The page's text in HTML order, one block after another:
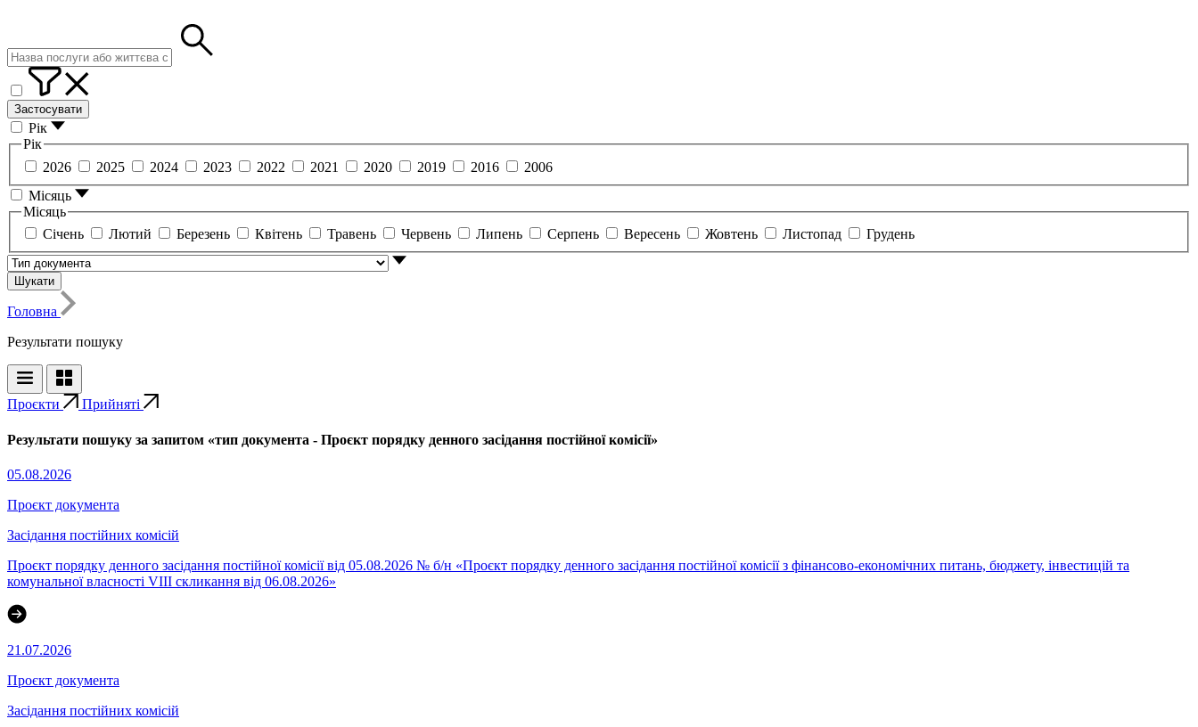
Застосувати
Рік
Рік
2026
2025 2024 2023 2022 2021 2020 2019 2016
2006
Місяць
Місяць
Січень
Лютий Березень Квітень Травень Червень Липень Серпень Вересень Жовтень Листопад Грудень
Шукати
Головна
Результати пошуку
Проєкти Прийняті
Результати пошуку за запитом «тип документа - Проєкт порядку денного засідання постійної комісії»
05.08.2026
Проєкт документа
Засідання постійних комісій
Проєкт порядку денного засідання постійної комісії від 05.08.2026 № б/н «Проєкт порядку денного засідання постійної комісії з фінансово-економічних питань, бюджету, інвестицій та
комунальної власності VІІІ скликання від 06.08.2026»
21.07.2026
Проєкт документа
Засідання постійних комісій